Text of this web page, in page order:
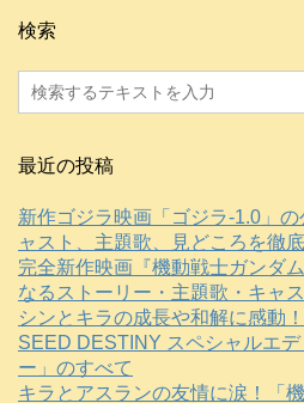
検索
最近の投稿
新作ゴジラ映画「ゴジラ-1.0」
ャスト、主題歌、見どころを徹底
完全新作映画『機動戦士ガンダ
なるストーリー・主題歌・キャ
シンとキラの成長や和解に感動
SEED DESTINY スペシャルエ
ー」のすべて
キラとアスランの友情に涙！「